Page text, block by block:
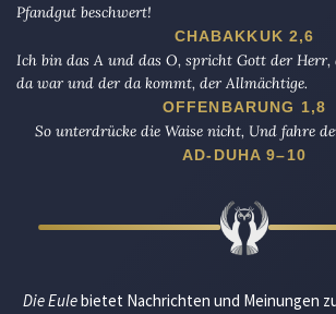
Pfandgut beschwert!
CHABAKKUK 2,6
Ich bin das A und das O, spricht Gott der
da war und der da kommt, der Allmächtige.
OFFENBARUNG 1,8
So unterdrücke die Waise nicht, Und fahre
AD-DUHA 9–10
Die Eulebietet Nachrichten und Meinungen